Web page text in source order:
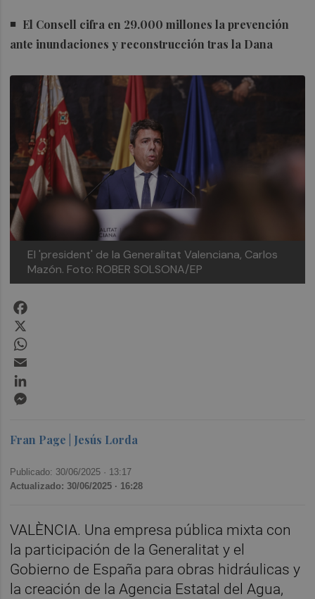
El Consell cifra en 29.000 millones la prevención
ante inundaciones y reconstrucción tras la Dana
El 'president' de la Generalitat Valenciana, Carlos
Mazón. Foto: ROBER SOLSONA/EP
Fran Page | Jesús Lorda
Publicado: 30/06/2025 · 13:17
Actualizado: 30/06/2025 · 16:28
VALÈNCIA. Una empresa pública mixta con
la participación de la Generalitat y el
Gobierno de España para obras hidráulicas y
la creación de la Agencia Estatal del Agua,